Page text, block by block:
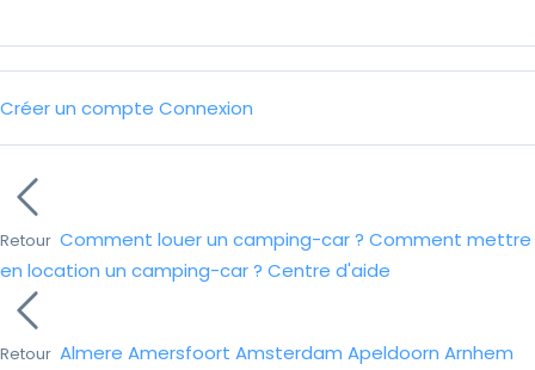
Créer un compte Connexion
Retour Comment louer un camping-car ? Comment mettre
en location un camping-car ? Centre d'aide
Retour Almere Amersfoort Amsterdam Apeldoorn Arnhem